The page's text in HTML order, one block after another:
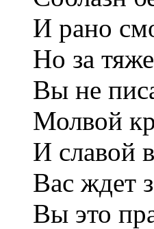
И рано
Но за
Вы не
Молвой
И славой
Вас ждет
Вы это